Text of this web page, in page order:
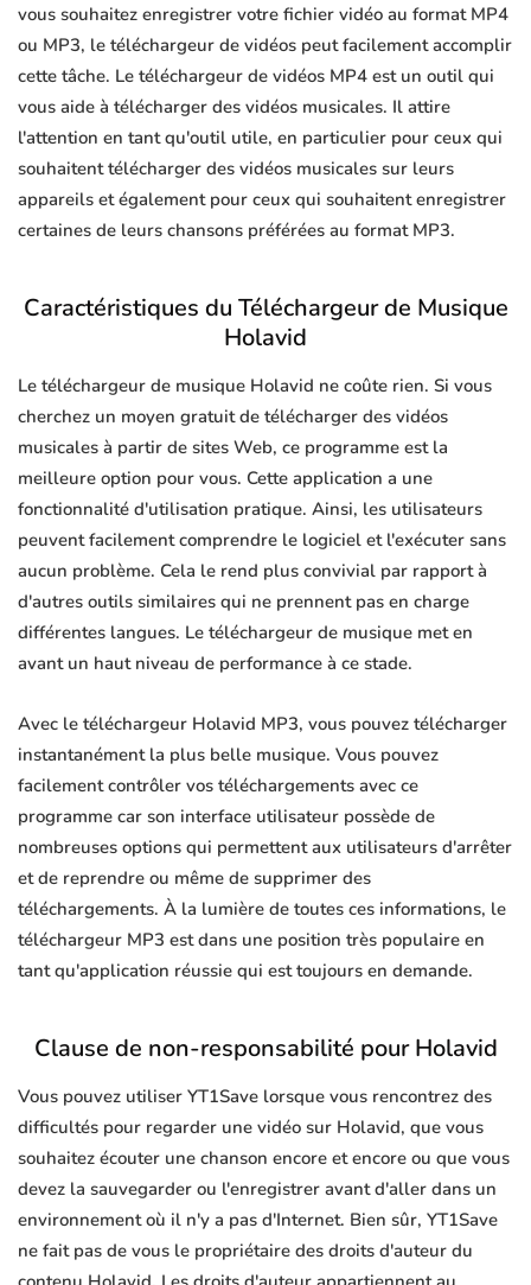
vous souhaitez enregistrer votre fichier vidéo au format MP4
ou MP3, le téléchargeur de vidéos peut facilement accomplir
cette tâche. Le téléchargeur de vidéos MP4 est un outil qui
vous aide à télécharger des vidéos musicales. Il attire
l'attention en tant qu'outil utile, en particulier pour ceux qui
souhaitent télécharger des vidéos musicales sur leurs
appareils et également pour ceux qui souhaitent enregistrer
certaines de leurs chansons préférées au format MP3.
Caractéristiques du Téléchargeur de Musique
Holavid
Le téléchargeur de musique Holavid ne coûte rien. Si vous
cherchez un moyen gratuit de télécharger des vidéos
musicales à partir de sites Web, ce programme est la
meilleure option pour vous. Cette application a une
fonctionnalité d'utilisation pratique. Ainsi, les utilisateurs
peuvent facilement comprendre le logiciel et l'exécuter sans
aucun problème. Cela le rend plus convivial par rapport à
d'autres outils similaires qui ne prennent pas en charge
différentes langues. Le téléchargeur de musique met en
avant un haut niveau de performance à ce stade.
Avec le téléchargeur Holavid MP3, vous pouvez télécharger
instantanément la plus belle musique. Vous pouvez
facilement contrôler vos téléchargements avec ce
programme car son interface utilisateur possède de
nombreuses options qui permettent aux utilisateurs d'arrêter
et de reprendre ou même de supprimer des
téléchargements. À la lumière de toutes ces informations, le
téléchargeur MP3 est dans une position très populaire en
tant qu'application réussie qui est toujours en demande.
Clause de non-responsabilité pour Holavid
Vous pouvez utiliser YT1Save lorsque vous rencontrez des
difficultés pour regarder une vidéo sur Holavid, que vous
souhaitez écouter une chanson encore et encore ou que vous
devez la sauvegarder ou l'enregistrer avant d'aller dans un
environnement où il n'y a pas d'Internet. Bien sûr, YT1Save
ne fait pas de vous le propriétaire des droits d'auteur du